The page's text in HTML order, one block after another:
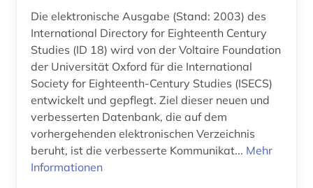
design (2)
designer (1)
designfirmen (1)
deutsches reich (1)
deutsches sprachgebiet (5)
deutschland (67)
Die elektronische Ausgabe (Stand: 2003) des
International Directory for Eighteenth Century
Studies (ID 18) wird von der Voltaire Foundation
der Universität Oxford für die International
Society for Eighteenth-Century Studies (ISECS)
entwickelt und gepflegt. Ziel dieser neuen und
verbesserten Datenbank, die auf dem
vorhergehenden elektronischen Verzeichnis
beruht, ist die verbesserte Kommunikat... Mehr
Informationen